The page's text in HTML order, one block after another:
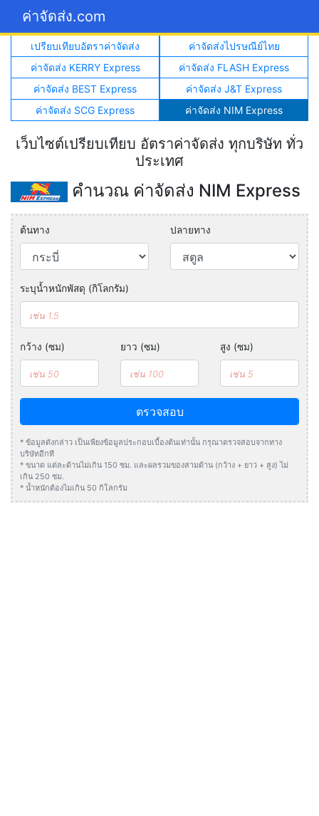
ค่าจัดส่ง.com
เปรียบเทียบอัตราค่าจัดส่ง
ค่าจัดส่งไปรษณีย์ไทย
ค่าจัดส่ง KERRY Express
ค่าจัดส่ง FLASH Express
ค่าจัดส่ง BEST Express
ค่าจัดส่ง J&T Express
ค่าจัดส่ง SCG Express
ค่าจัดส่ง NIM Express
เว็บไซต์เปรียบเทียบ อัตราค่าจัดส่ง ทุกบริษัท ทั่ว
ประเทศ
คำนวณ ค่าจัดส่ง NIM Express
ต้นทาง ปลายทาง
ระบุน้ำหนักพัสดุ (กิโลกรัม)
กว้าง (ซม) ยาว (ซม) สูง (ซม)
ตรวจสอบ
* ข้อมูลดังกล่าว เป็นเพียงข้อมูลประกอบเบื้องต้นเท่านั้น กรุณาตรวจสอบจากทาง
บริษัทอีกที
* ขนาด แต่ละด้านไม่เกิน 150 ซม. และผลรวมของสามด้าน (กว้าง + ยาว + สูง) ไม่
เกิน 250 ซม.
* น้ำหนักต้องไมเกิน 50 กิโลกรัม